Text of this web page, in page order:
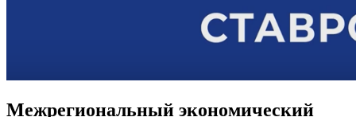
Межрегиональный экономический